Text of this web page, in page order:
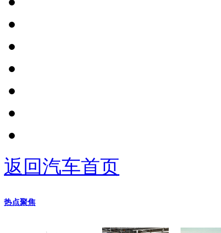
返回汽车首页
热点聚焦